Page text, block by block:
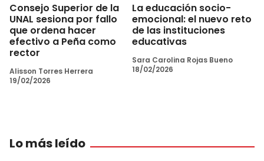
Consejo Superior de la
UNAL sesiona por fallo
que ordena hacer
efectivo a Peña como
rector
Alisson Torres Herrera
19/02/2026
La educación socio-
emocional: el nuevo reto
de las instituciones
educativas
Sara Carolina Rojas Bueno
18/02/2026
Lo más leído